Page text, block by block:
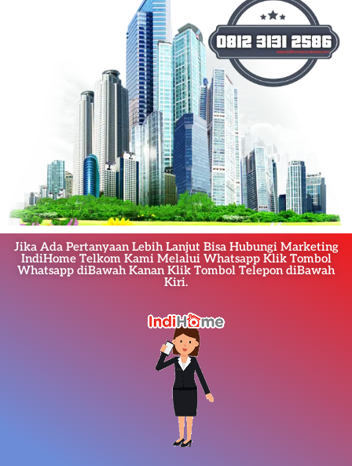
Jika Ada Pertanyaan Lebih Lanjut Bisa Hubungi Marketing
IndiHome Telkom Kami Melalui Whatsapp Klik Tombol
Whatsapp diBawah Kanan Klik Tombol Telepon diBawah
Kiri.